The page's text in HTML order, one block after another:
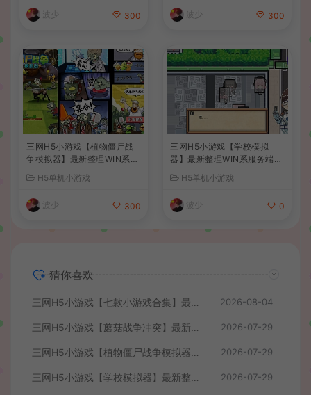
波少 300 波少 300
三网H5小游戏【植物僵尸战
争模拟器】最新整理WIN系服
搭建教程
H5单机小游戏
波少 300
三网H5小游戏【学校模拟
器】最新整理WIN系服务端+
教程
H5单机小游戏
波少 0
猜你喜欢
三网H5小游戏【七款小游戏合集】最新整理WIN系服务端+Linux手工服务端+详细搭建教程 2026-08-04
三网H5小游戏【蘑菇战争冲突】最新整理WIN系服务端+Linux手工服务端+详细搭建教程 2026-07-29
三网H5小游戏【植物僵尸战争模拟器】最新整理WIN系服务端+Linux手工服务端+详细搭建教程 2026-07-29
三网H5小游戏【学校模拟器】最新整理WIN系服务端+Linux手工服务端+详细搭建教程 2026-07-29